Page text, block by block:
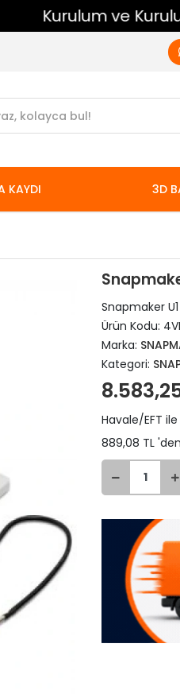
Kurulum Sonrası
KAYDI 3D
Snapmaker
Ürün Kodu:
Marka:
Kategori:
Havale/EFT ile
889,08 TL